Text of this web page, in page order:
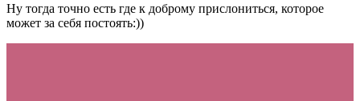
Ну тогда точно есть где к доброму прислониться, которое
может за себя постоять:))